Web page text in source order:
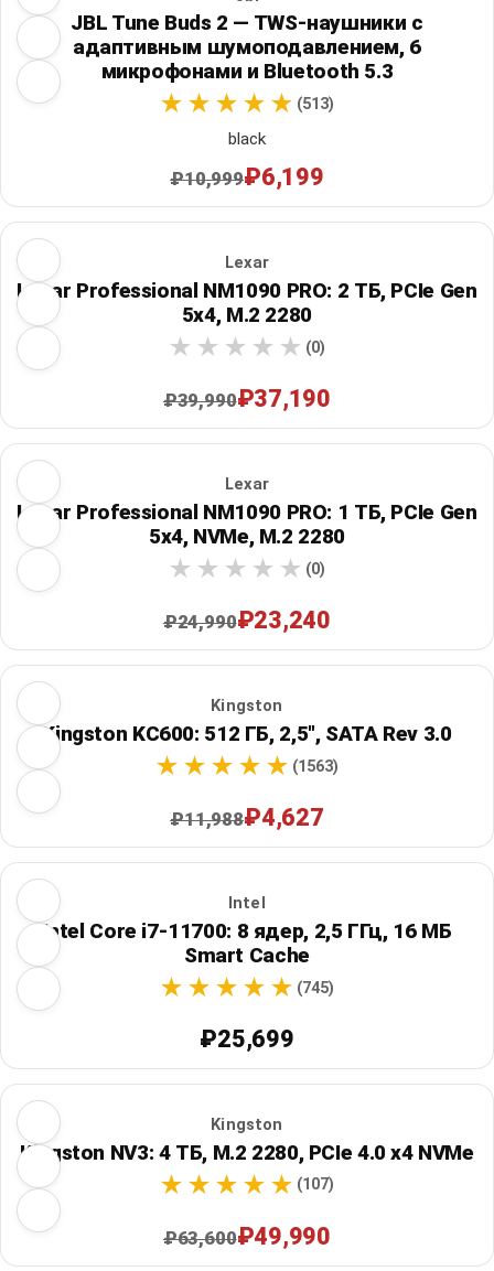
JBL Tune Buds 2 — TWS-наушники с
адаптивным шумоподавлением, 6
микрофонами и Bluetooth 5.3
(513)
black
₽10,999₽6,199
Lexar
Lexar Professional NM1090 PRO: 2 ТБ, PCIe Gen
5x4, M.2 2280
(0)
₽39,990₽37,190
Lexar
Lexar Professional NM1090 PRO: 1 ТБ, PCIe Gen
5x4, NVMe, M.2 2280
(0)
₽24,990₽23,240
Kingston
Kingston KC600: 512 ГБ, 2,5", SATA Rev 3.0
(1563)
₽11,988₽4,627
Intel
Intel Core i7-11700: 8 ядер, 2,5 ГГц, 16 МБ
Smart Cache
(745)
₽25,699
Kingston
Kingston NV3: 4 ТБ, M.2 2280, PCIe 4.0 x4 NVMe
(107)
₽63,600₽49,990